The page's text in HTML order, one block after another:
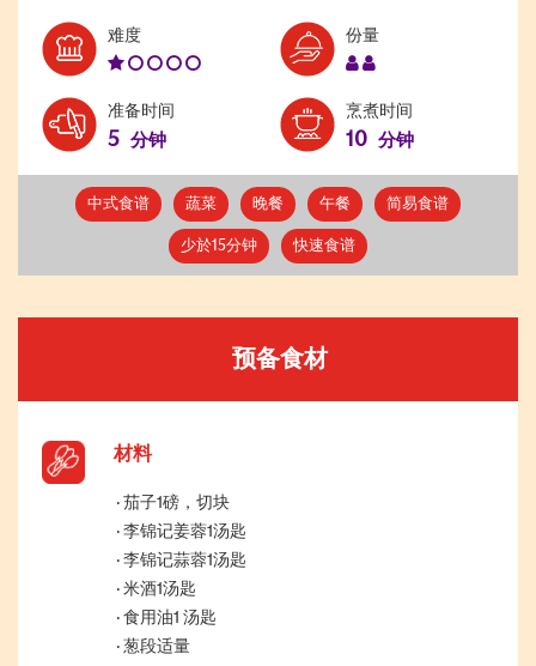
难度Level:
份量Serves:
准备时间
5 分钟
烹煮时间
10 分钟
中式食谱 蔬菜 晚餐 午餐 简易食谱
少於15分钟 快速食谱
预备食材
材料
茄子1磅，切块
李锦记姜蓉1汤匙
李锦记蒜蓉1汤匙
米酒1汤匙
食用油1 汤匙
葱段适量